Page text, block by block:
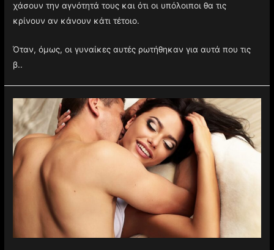
χάσουν την αγνότητά τους και ότι οι υπόλοιποι θα τις
κρίνουν αν κάνουν κάτι τέτοιο.
Όταν, όμως, οι γυναίκες αυτές ρωτήθηκαν για αυτά που τις
β..